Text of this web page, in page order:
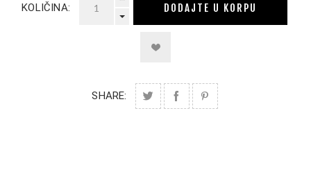
KOLIČINA: DODAJTE U KORPU
SHARE: